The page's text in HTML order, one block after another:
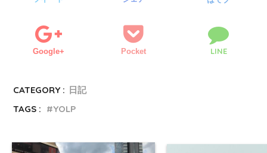
Google+ Pocket LINE
CATEGORY : 日記
TAGS :
YOLP